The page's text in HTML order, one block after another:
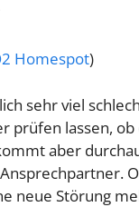
Homespot)
sehr viel
prüfen lassen,
aber
neue Störung